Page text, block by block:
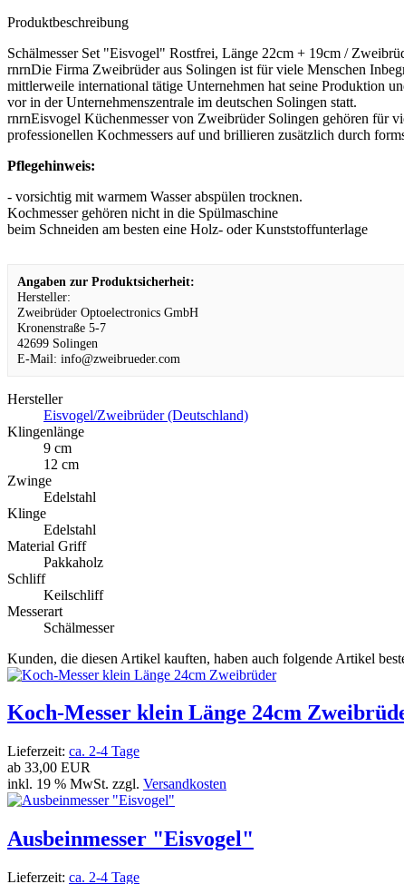
Produktbeschreibung
Schälmesser Set "Eisvogel" Rostfrei, Länge 22cm + 19cm /
rnrnDie Firma Zweibrüder aus Solingen ist für viele Menschen
mittlerweile international tätige Unternehmen hat seine Produktion
vor in der Unternehmenszentrale im deutschen Solingen statt.
rnrnEisvogel Küchenmesser von Zweibrüder Solingen gehören für
professionellen Kochmessers auf und brillieren zusätzlich durch
Pflegehinweis:
- vorsichtig mit warmem Wasser abspülen trocknen.
Kochmesser gehören nicht in die Spülmaschine
beim Schneiden am besten eine Holz- oder Kunststoffunterlage
Angaben zur Produktsicherheit:
Hersteller:
Zweibrüder Optoelectronics GmbH
Kronenstraße 5-7
42699 Solingen
E-Mail: info@zweibrueder.com
Hersteller
Eisvogel/Zweibrüder (Deutschland)
Klingenlänge
9 cm
12 cm
Zwinge
Edelstahl
Klinge
Edelstahl
Material Griff
Pakkaholz
Schliff
Keilschliff
Messerart
Schälmesser
Kunden, die diesen Artikel kauften, haben auch folgende Artikel
Koch-Messer klein Länge 24cm
Lieferzeit: ca. 2-4 Tage
ab 33,00 EUR
inkl. 19 % MwSt. zzgl. Versandkosten
Ausbeinmesser "Eisvogel"
Lieferzeit: ca. 2-4 Tage